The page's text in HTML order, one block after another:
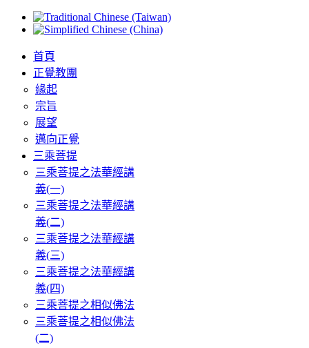
首頁
正覺教團
緣起
宗旨
展望
邁向正覺
三乘菩提
三乘菩提之法華經講
義(一)
三乘菩提之法華經講
義(二)
三乘菩提之法華經講
義(三)
三乘菩提之法華經講
義(四)
三乘菩提之相似佛法
三乘菩提之相似佛法
(二)